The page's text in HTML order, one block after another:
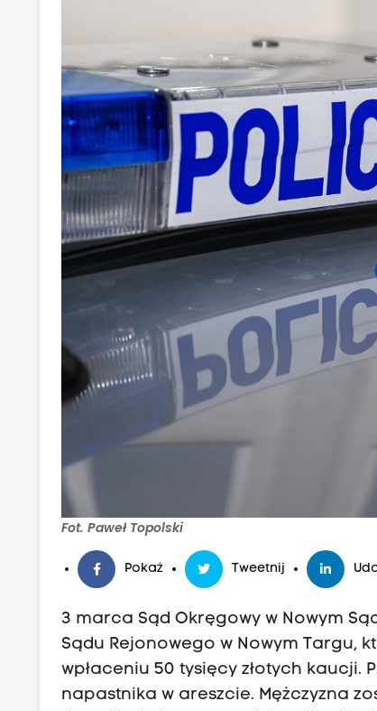
Fot. Paweł Topolski
Pokaż Tweetnij
3 marca Sąd Okręgowy w Nowym
Sądu Rejonowego w Nowym Targu,
wpłaceniu 50 tysięcy złotych kaucji.
napastnika w areszcie. Mężczyzna